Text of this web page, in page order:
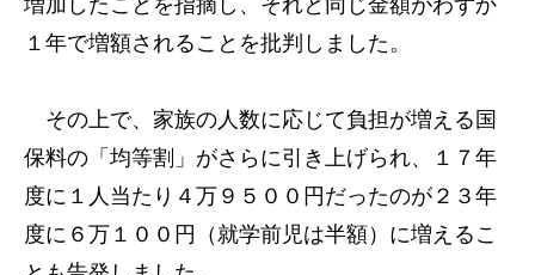
増加したことを指摘し、それと同じ金額がわずか
１年で増額されることを批判しました。
その上で、家族の人数に応じて負担が増える国
保料の「均等割」がさらに引き上げられ、１７年
度に１人当たり４万９５００円だったのが２３年
度に６万１００円（就学前児は半額）に増えるこ